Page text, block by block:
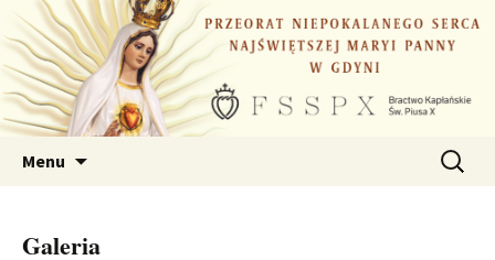
Przejdź
do
treści
Menu Szukaj:
Galeria